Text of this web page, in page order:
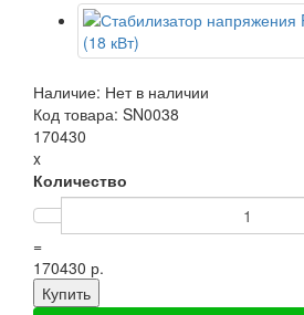
Наличие: Нет в наличии
Код товара: SN0038
170430
x
Количество
=
170430 р.
Купить